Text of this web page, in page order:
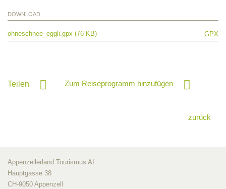
DOWNLOAD
ohneschnee_eggli.gpx (76 KB) GPX
Teilen Zum Reiseprogramm hinzufügen
zurück
Appenzellerland Tourismus AI
Hauptgasse 38
CH-9050 Appenzell